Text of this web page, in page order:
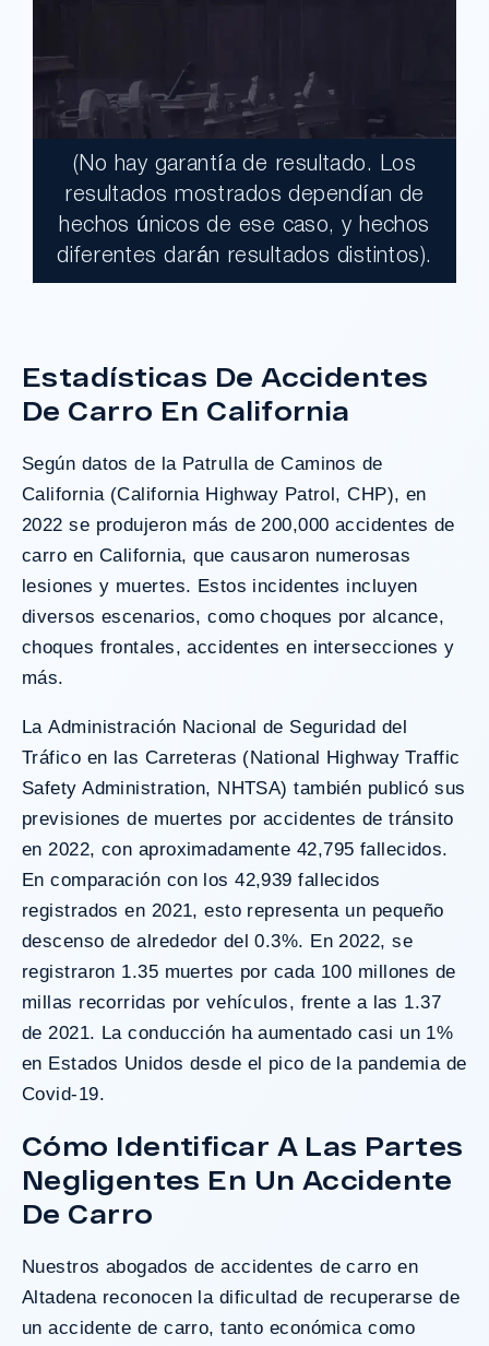
$17,900,000.00
Un jurado declaró al Condado de Los
¿Tengo Un Caso?
(No hay garantía de resultado. Los
resultados mostrados dependían de
hechos únicos de ese caso, y hechos
diferentes darán resultados distintos).
Estadísticas De Accidentes
De Carro En California
Según datos de la Patrulla de Caminos de
California (California Highway Patrol, CHP), en
2022 se produjeron más de 200,000 accidentes de
carro en California, que causaron numerosas
lesiones y muertes. Estos incidentes incluyen
diversos escenarios, como choques por alcance,
choques frontales, accidentes en intersecciones y
más.
LaAdministración Nacional de Seguridad del
Tráfico en las Carreteras (National Highway Traffic
Safety Administration, NHTSA) también publicó sus
previsiones de muertes por accidentes de tránsito
en 2022, con aproximadamente 42,795 fallecidos.
En comparación con los 42,939 fallecidos
registrados en 2021, esto representa un pequeño
descenso de alrededor del 0.3%. En 2022, se
registraron 1.35 muertes por cada 100 millones de
millas recorridas por vehículos, frente a las 1.37
de 2021. La conducción ha aumentado casi un 1%
en Estados Unidos desde el pico de la pandemia de
Covid-19.
Cómo Identificar A Las Partes
Negligentes En Un Accidente
De Carro
Nuestros abogados de accidentes de carro en
Altadena reconocen la dificultad de recuperarse de
un accidente de carro, tanto económica como